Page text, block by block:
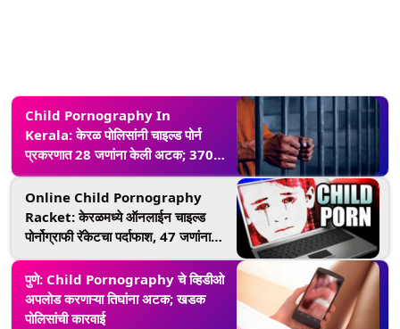
Child Pornography In
Kerala: केरळ पोलिसांनी चाइल्ड पोर्न
प्रकरणात 28 जणांना केली अटक; 370
गुन्हे दाखल
Online Child Pornography
Racket: केरळमध्ये ऑनलाईन चाइल्ड
पोर्नोग्राफी रॅकेटचा पर्दाफाश, 47 जणांना
अटक
पुणे: Child Pornography चे व्हिडीओ
अपलोड करणाऱ्या तिघांना अटक; खडक
पोलिसांची कारवाई